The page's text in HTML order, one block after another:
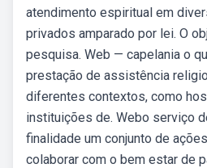
atendimento espiritual em
privados amparado por lei. O
pesquisa. Web — capelania o
prestação de assistência
diferentes contextos, como
instituições de. Webo serviço
finalidade um conjunto de
colaborar com o bem estar de